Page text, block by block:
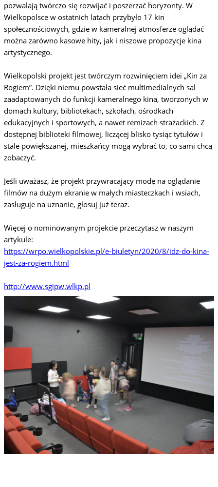
pozwalają twórczo się rozwijać i poszerzać horyzonty. W
Wielkopolsce w ostatnich latach przybyło 17 kin
społecznościowych, gdzie w kameralnej atmosferze oglądać
można zarówno kasowe hity, jak i niszowe propozycje kina
artystycznego.
Wielkopolski projekt jest twórczym rozwinięciem idei „Kin za
Rogiem”. Dzięki niemu powstała sieć multimedialnych sal
zaadaptowanych do funkcji kameralnego kina, tworzonych w
domach kultury, bibliotekach, szkołach, ośrodkach
edukacyjnych i sportowych, a nawet remizach strażackich. Z
dostępnej biblioteki filmowej, liczącej blisko tysiąc tytułów i
stale powiększanej, mieszkańcy mogą wybrać to, co sami chcą
zobaczyć.
Jeśli uważasz, że projekt przywracający modę na oglądanie
filmów na dużym ekranie w małych miasteczkach i wsiach,
zasługuje na uznanie, głosuj już teraz.
Więcej o nominowanym projekcie przeczytasz w naszym
artykule:
https://wrpo.wielkopolskie.pl/e-biuletyn/2020/8/idz-do-kina-
jest-za-rogiem.html
http://www.sgipw.wlkp.pl